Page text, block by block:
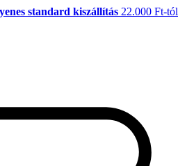
standard kiszállítás 22.000 Ft-tól